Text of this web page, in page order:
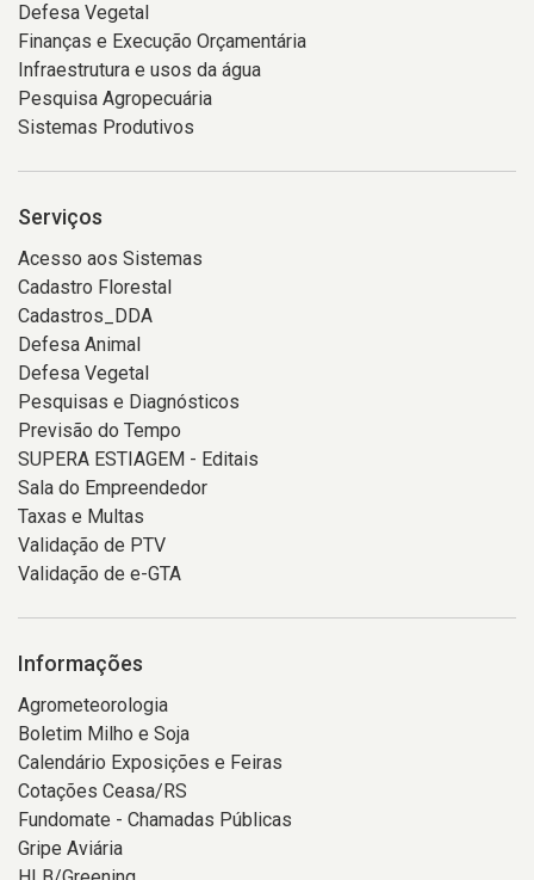
Defesa Vegetal
Finanças e Execução Orçamentária
Infraestrutura e usos da água
Pesquisa Agropecuária
Sistemas Produtivos
Serviços
Acesso aos Sistemas
Cadastro Florestal
Cadastros_DDA
Defesa Animal
Defesa Vegetal
Pesquisas e Diagnósticos
Previsão do Tempo
SUPERA ESTIAGEM - Editais
Sala do Empreendedor
Taxas e Multas
Validação de PTV
Validação de e-GTA
Informações
Agrometeorologia
Boletim Milho e Soja
Calendário Exposições e Feiras
Cotações Ceasa/RS
Fundomate - Chamadas Públicas
Gripe Aviária